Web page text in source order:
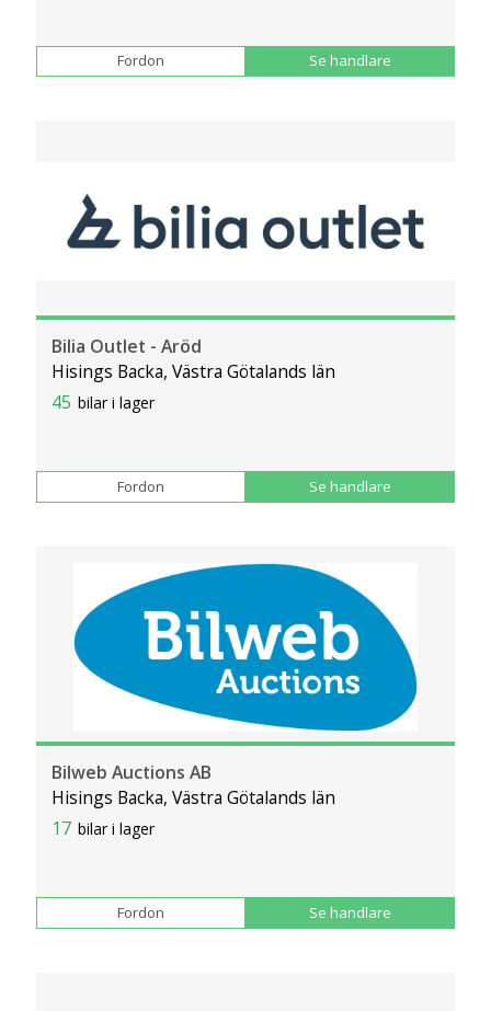
Fordon Se handlare
Bilia Outlet - Aröd
Hisings Backa, Västra Götalands län
45 bilar i lager
Fordon Se handlare
Bilweb Auctions AB
Hisings Backa, Västra Götalands län
17 bilar i lager
Fordon Se handlare